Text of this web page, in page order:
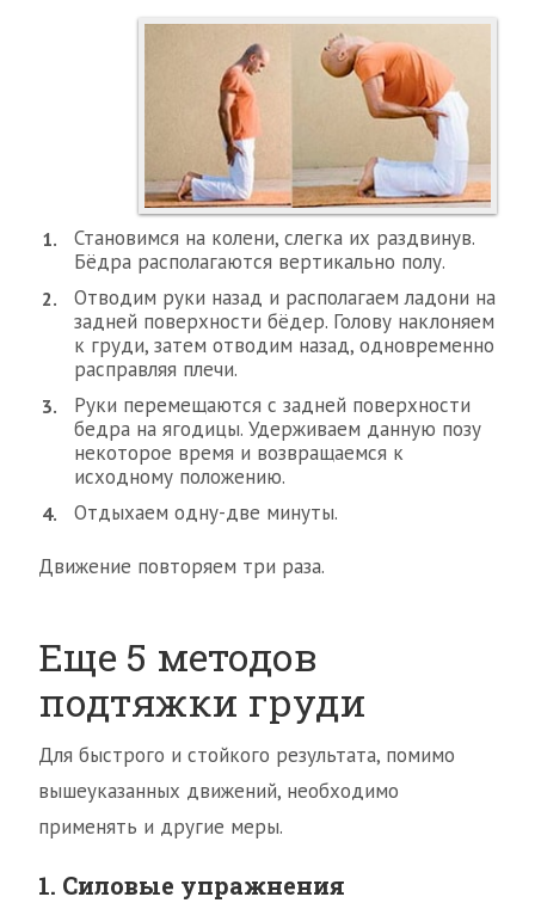
Становимся на колени, слегка их раздвинув.
Бёдра располагаются вертикально полу.
Отводим руки назад и располагаем ладони на
задней поверхности бёдер. Голову наклоняем
к груди, затем отводим назад, одновременно
расправляя плечи.
Руки перемещаются с задней поверхности
бедра на ягодицы. Удерживаем данную позу
некоторое время и возвращаемся к
исходному положению.
Отдыхаем одну-две минуты.
Движение повторяем три раза.
Еще 5 методов
подтяжки груди
Для быстрого и стойкого результата, помимо
вышеуказанных движений, необходимо
применять и другие меры.
1. Силовые упражнения